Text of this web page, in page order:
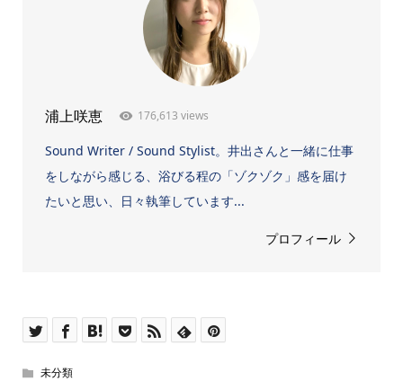
浦上咲恵 176,613 views
Sound Writer / Sound Stylist。井出さんと一緒に仕事
をしながら感じる、浴びる程の「ゾクゾク」感を届け
たいと思い、日々執筆しています...
プロフィール
未分類